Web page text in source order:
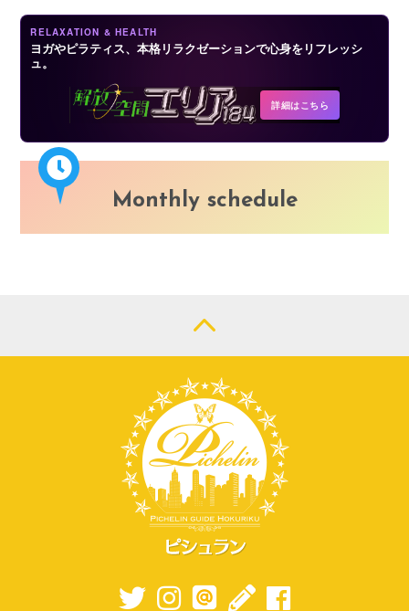
LOGIN
RELAXATION & HEALTH
ヨガやピラティス、本格リラクゼーションで心身をリフレッシ
ュ。
詳細はこちら
Monthly schedule